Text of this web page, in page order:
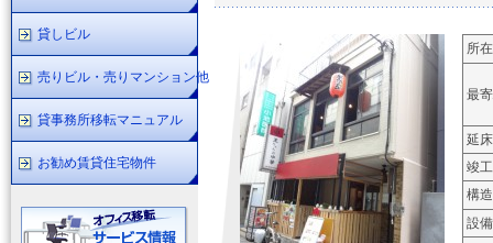
所
最
延床
竣工
構
設備
貸しビル
売りビル・売りマンション他
貸事務所移転マニュアル
お勧め賃貸住宅物件